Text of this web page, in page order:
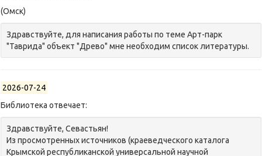
(Омск)
Здравствуйте, для написания работы по теме Арт-парк
"Таврида" объект "Древо" мне необходим список литературы.
2026-07-24
Библиотека отвечает:
Здравствуйте, Севастьян!
Из просмотренных источников (краеведческого каталога
Крымской республиканской универсальной научной